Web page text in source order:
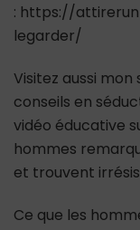
: https://
legarder/
Visitez aussi
conseils en
vidéo éducative
hommes
et trouvent
Ce que les